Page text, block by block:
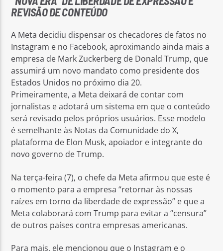
REVISÃO DE CONTEÚDO
A Meta decidiu dispensar os checadores de fatos no
Instagram e no Facebook, aproximando ainda mais a
empresa de Mark Zuckerberg de Donald Trump, que
assumirá um novo mandato como presidente dos
Estados Unidos no próximo dia 20.
Primeiramente, a Meta deixará de contar com
jornalistas e adotará um sistema em que o conteúdo
será revisado pelos próprios usuários. Esse modelo
é semelhante às Notas da Comunidade do X,
plataforma de Elon Musk, apoiador e integrante do
novo governo de Trump.
Na terça-feira (7), o chefe da Meta afirmou que este é
o momento para a empresa “retornar às nossas
raízes em torno da liberdade de expressão” e que a
Meta colaborará com Trump para evitar a “censura”
de outros países contra empresas americanas.
Para mais, ele mencionou que o Instagram e o